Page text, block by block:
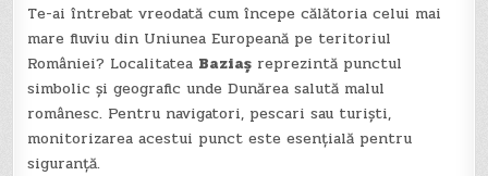
Te-ai întrebat vreodată cum începe călătoria celui mai
mare fluviu din Uniunea Europeană pe teritoriul
României? Localitatea Baziaș reprezintă punctul
simbolic și geografic unde Dunărea salută malul
românesc. Pentru navigatori, pescari sau turiști,
monitorizarea acestui punct este esențială pentru
siguranță.